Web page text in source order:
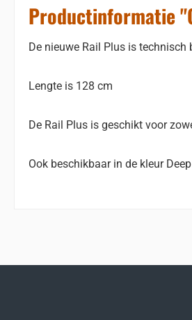
Productinformatie
De nieuwe Rail Plus is
Lengte is 128 cm
De Rail Plus is geschikt voor
Ook beschikbaar in de kleur